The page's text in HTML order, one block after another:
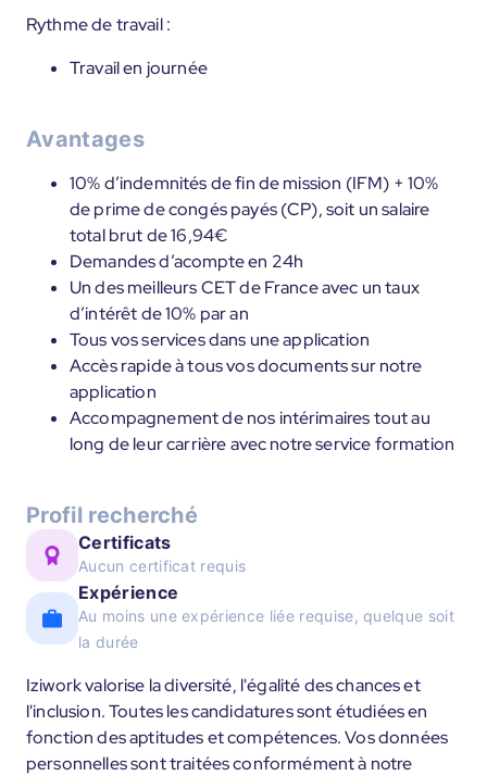
Rythme de travail :
Travail en journée
Avantages
10% d’indemnités de fin de mission (IFM) + 10%
de prime de congés payés (CP), soit un salaire
total brut de 16,94€
Demandes d’acompte en 24h
Un des meilleurs CET de France avec un taux
d’intérêt de 10% par an
Tous vos services dans une application
Accès rapide à tous vos documents sur notre
application
Accompagnement de nos intérimaires tout au
long de leur carrière avec notre service formation
Profil recherché
Certificats
Aucun certificat requis
Expérience
Au moins une expérience liée requise, quelque soit
la durée
Iziwork valorise la diversité, l'égalité des chances et
l'inclusion. Toutes les candidatures sont étudiées en
fonction des aptitudes et compétences. Vos données
personnelles sont traitées conformément à notre